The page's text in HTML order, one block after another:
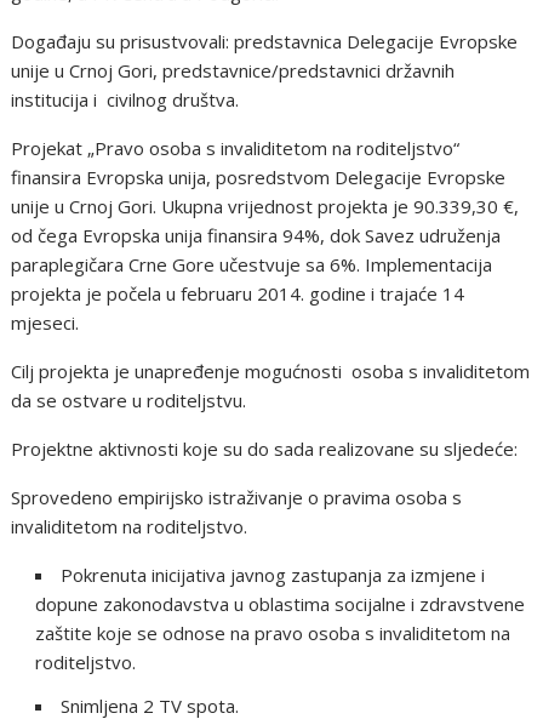
Događaju su prisustvovali: predstavnica Delegacije Evropske
unije u Crnoj Gori, predstavnice/predstavnici državnih
institucija i civilnog društva.
Projekat „Pravo osoba s invaliditetom na roditeljstvo“
finansira Evropska unija, posredstvom Delegacije Evropske
unije u Crnoj Gori. Ukupna vrijednost projekta je 90.339,30 €,
od čega Evropska unija finansira 94%, dok Savez udruženja
paraplegičara Crne Gore učestvuje sa 6%. Implementacija
projekta je počela u februaru 2014. godine i trajaće 14
mjeseci.
Cilj projekta je unapređenje mogućnosti osoba s invaliditetom
da se ostvare u roditeljstvu.
Projektne aktivnosti koje su do sada realizovane su sljedeće:
Sprovedeno empirijsko istraživanje o pravima osoba s
invaliditetom na roditeljstvo.
Pokrenuta inicijativa javnog zastupanja za izmjene i
dopune zakonodavstva u oblastima socijalne i zdravstvene
zaštite koje se odnose na pravo osoba s invaliditetom na
roditeljstvo.
Snimljena 2 TV spota.